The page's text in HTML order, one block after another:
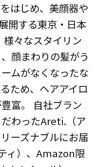
はじめ、美顔器や
開する東京・日本
々なスタイリン
顔まわりの髪がう
ムがなくなったな
ため、ヘアアイロ
富。 自社ブラン
わったAreti.（ア
ーズナブルにお届
ィ）、Amazon限